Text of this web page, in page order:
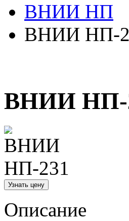
ВНИИ НП
ВНИИ НП-
ВНИИ НП-
Описание